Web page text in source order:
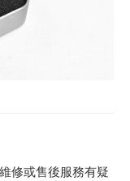
修或售後服務有疑